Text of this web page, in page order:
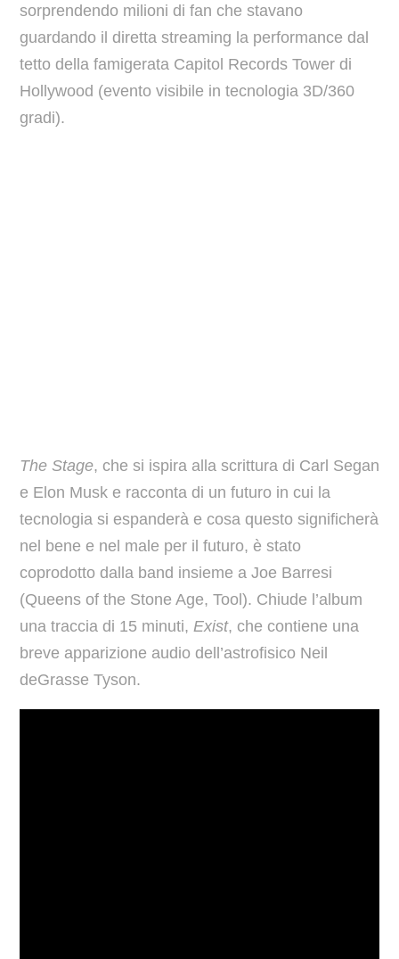
sorprendendo milioni di fan che stavano
guardando il diretta streaming la performance dal
tetto della famigerata Capitol Records Tower di
Hollywood (evento visibile in tecnologia 3D/360
gradi).
The Stage, che si ispira alla scrittura di Carl Segan
e Elon Musk e racconta di un futuro in cui la
tecnologia si espanderà e cosa questo significherà
nel bene e nel male per il futuro, è stato
coprodotto dalla band insieme a Joe Barresi
(Queens of the Stone Age, Tool). Chiude l’album
una traccia di 15 minuti, Exist, che contiene una
breve apparizione audio dell’astrofisico Neil
deGrasse Tyson.